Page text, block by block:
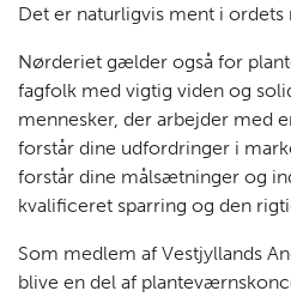
Det er naturligvis ment i ordets
Nørderiet gælder også for
fagfolk med vigtig viden og
mennesker, der arbejder med
forstår dine udfordringer i
forstår dine målsætninger og
kvalificeret sparring og den
Som medlem af Vestjyllands
blive en del af